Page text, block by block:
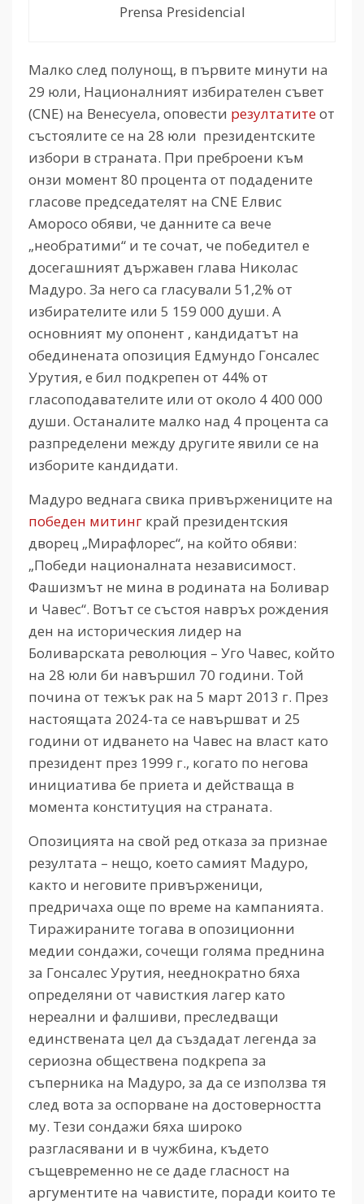
Prensa Presidencial
Малко след полунощ, в първите минути на
29 юли, Националният избирателен съвет
(CNE) на Венесуела, оповести резултатитеот
състоялите се на 28 юли президентските
избори в страната. При преброени към
онзи момент 80 процента от подадените
гласове председателят на CNE Елвис
Аморосо обяви, че данните са вече
„необратими“ и те сочат, че победител е
досегашният държавен глава Николас
Мадуро. За него са гласували 51,2% от
избирателите или 5 159 000 души. А
основният му опонент , кандидатът на
обединената опозиция Едмундо Гонсалес
Урутия, е бил подкрепен от 44% от
гласоподавателите или от около 4 400 000
души. Останалите малко над 4 процента са
разпределени между другите явили се на
изборите кандидати.
Мадуро веднага свика привържениците на
победен митинг край президентския
дворец „Мирафлорес“, на който обяви:
„Победи националната независимост.
Фашизмът не мина в родината на Боливар
и Чавес“. Вотът се състоя навръх рождения
ден на историческия лидер на
Боливарската революция – Уго Чавес, който
на 28 юли би навършил 70 години. Той
почина от тежък рак на 5 март 2013 г. През
настоящата 2024-та се навършват и 25
години от идването на Чавес на власт като
президент през 1999 г., когато по негова
инициатива бе приета и действаща в
момента конституция на страната.
Опозицията на свой ред отказа за признае
резултата – нещо, което самият Мадуро,
както и неговите привърженици,
предричаха още по време на кампанията.
Тиражираните тогава в опозиционни
медии сондажи, сочещи голяма преднина
за Гонсалес Урутия, нееднократно бяха
определяни от чависткия лагер като
нереални и фалшиви, преследващи
единствената цел да създадат легенда за
сериозна обществена подкрепа за
съперника на Мадуро, за да се използва тя
след вота за оспорване на достоверността
му. Тези сондажи бяха широко
разгласявани и в чужбина, където
същевременно не се даде гласност на
аргументите на чавистите, поради които те